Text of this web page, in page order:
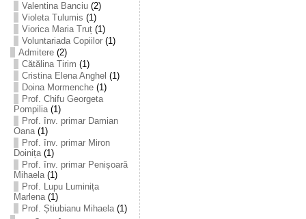
Valentina Banciu(2)
Violeta Tulumis (1)
Viorica Maria Truț(1)
Voluntariada Copiilor(1)
Admitere(2)
Cătălina Tirim (1)
Cristina Elena Anghel (1)
Doina Mormenche(1)
Prof. Chifu Georgeta
Pompilia(1)
Prof. înv. primar Damian
Oana(1)
Prof. înv. primar Miron
Doinița(1)
Prof. înv. primar Penișoară
Mihaela(1)
Prof. Lupu Luminița
Marlena(1)
Prof. Știubianu Mihaela(1)